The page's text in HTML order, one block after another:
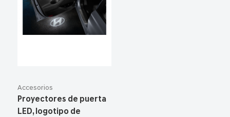
Accesorios
Proyectores de puerta
LED, logotipo de